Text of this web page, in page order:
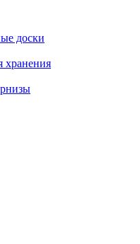
доски
хранения